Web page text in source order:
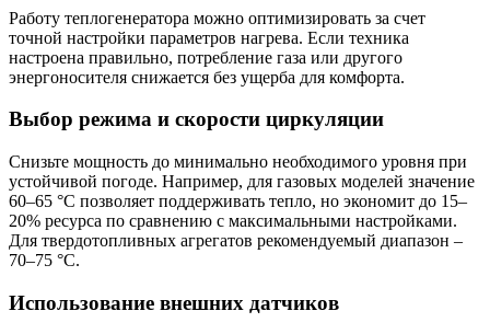
Работу теплогенератора можно оптимизировать за счет
точной настройки параметров нагрева. Если техника
настроена правильно, потребление газа или другого
энергоносителя снижается без ущерба для комфорта.
Выбор режима и скорости циркуляции
Снизьте мощность до минимально необходимого уровня при
устойчивой погоде. Например, для газовых моделей значение
60–65 °C позволяет поддерживать тепло, но экономит до 15–
20% ресурса по сравнению с максимальными настройками.
Для твердотопливных агрегатов рекомендуемый диапазон –
70–75 °C.
Использование внешних датчиков